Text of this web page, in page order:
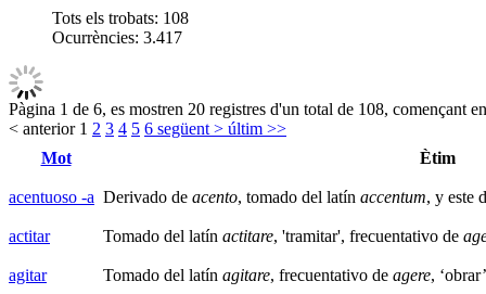
Tots els trobats: 108
Ocurrències: 3.417
Pàgina 1 de 6, es mostren 20 registres d'un total de 108, començant
< anterior 1 2 3 4 5 6 següent > últim >>
Mot
Ètim
acentuoso -a Derivado de acento, tomado del latín accentum, y este
actitar Tomado del latín actitare, 'tramitar', frecuentativo de
agitar Tomado del latín agitare, frecuentativo de agere,